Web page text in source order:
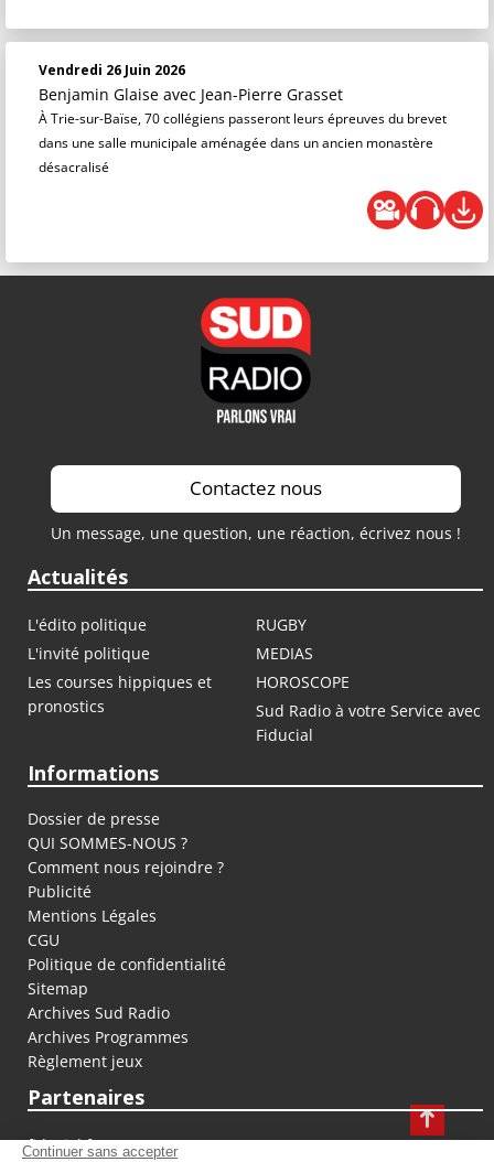
Vendredi 26 Juin 2026
Benjamin Glaise avec Jean-Pierre Grasset
À Trie-sur-Baïse, 70 collégiens passeront leurs épreuves du brevet
dans une salle municipale aménagée dans un ancien monastère
désacralisé
Contactez nous
Un message, une question, une réaction, écrivez nous !
Actualités
L'édito politique
RUGBY
L'invité politique
MEDIAS
Les courses hippiques et
pronostics
HOROSCOPE
Sud Radio à votre Service avec
Fiducial
Informations
Dossier de presse
QUI SOMMES-NOUS ?
Comment nous rejoindre ?
Publicité
Mentions Légales
CGU
Politique de confidentialité
Sitemap
Archives Sud Radio
Archives Programmes
Règlement jeux
Partenaires
fiducial.fr